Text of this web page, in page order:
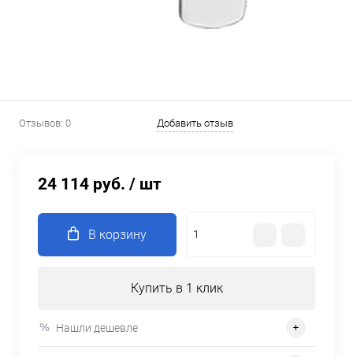
Отзывов: 0 Добавить отзыв
24 114 руб. / шт
В корзину
Купить в 1 клик
Нашли дешевле